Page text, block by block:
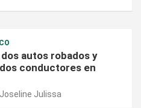
autos robados y
conductores en
Joseline Julissa